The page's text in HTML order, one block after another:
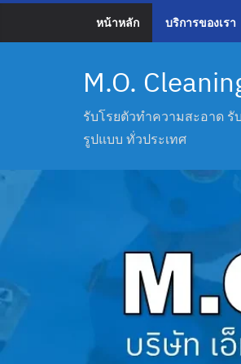
หน้าหลัก บริการของเรา
M.O.
รับโรยตัวทำความสะอาด
รูปแบบ ทั่วประเทศ